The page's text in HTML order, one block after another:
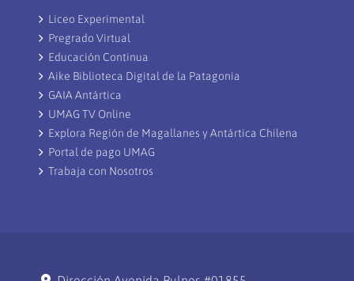
Liceo Experimental
Pregrado Virtual
Educación Continua
Aike Biblioteca Digital de la Patagonia
GAIA Antártica
UMAG TV Online
Explora Región de Magallanes y Antártica Chilena
Portal de pago UMAG
Trabaja con Nosotros